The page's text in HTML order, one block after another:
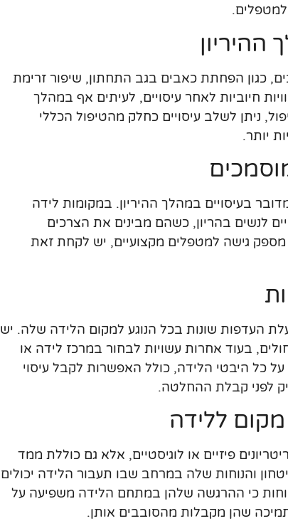
למטפלים.
ההיריון
כגון הפחתת כאבים בגב התחתון, שיפור זרימת
חיוביות לאחר עיסויים, לעיתים אף במהלך
ניתן לשלב עיסויים כחלק מהטיפול הכללי
יותר.
בעיסויים במהלך ההיריון. במקומות לידה
לנשים בהריון, כשהם מבינים את הצרכים
גישה למטפלים מקצועיים, יש לקחת זאת
העדפות שונות בכל הנוגע למקום הלידה שלה. יש
בעוד אחרות עשויות לבחור במרכז לידה או
כל היבטי הלידה, כולל האפשרות לקבל עיסוי
לפני קבלת ההחלטה.
ללידה
פיזיים או לוגיסטיים, אלא גם כוללת ממד
והנוחות שלה במרחב שבו תעבור הלידה יכולים
כי ההרגשה שלהן במתחם הלידה משפיעה על
שהן מקבלות מהסובבים אותן.